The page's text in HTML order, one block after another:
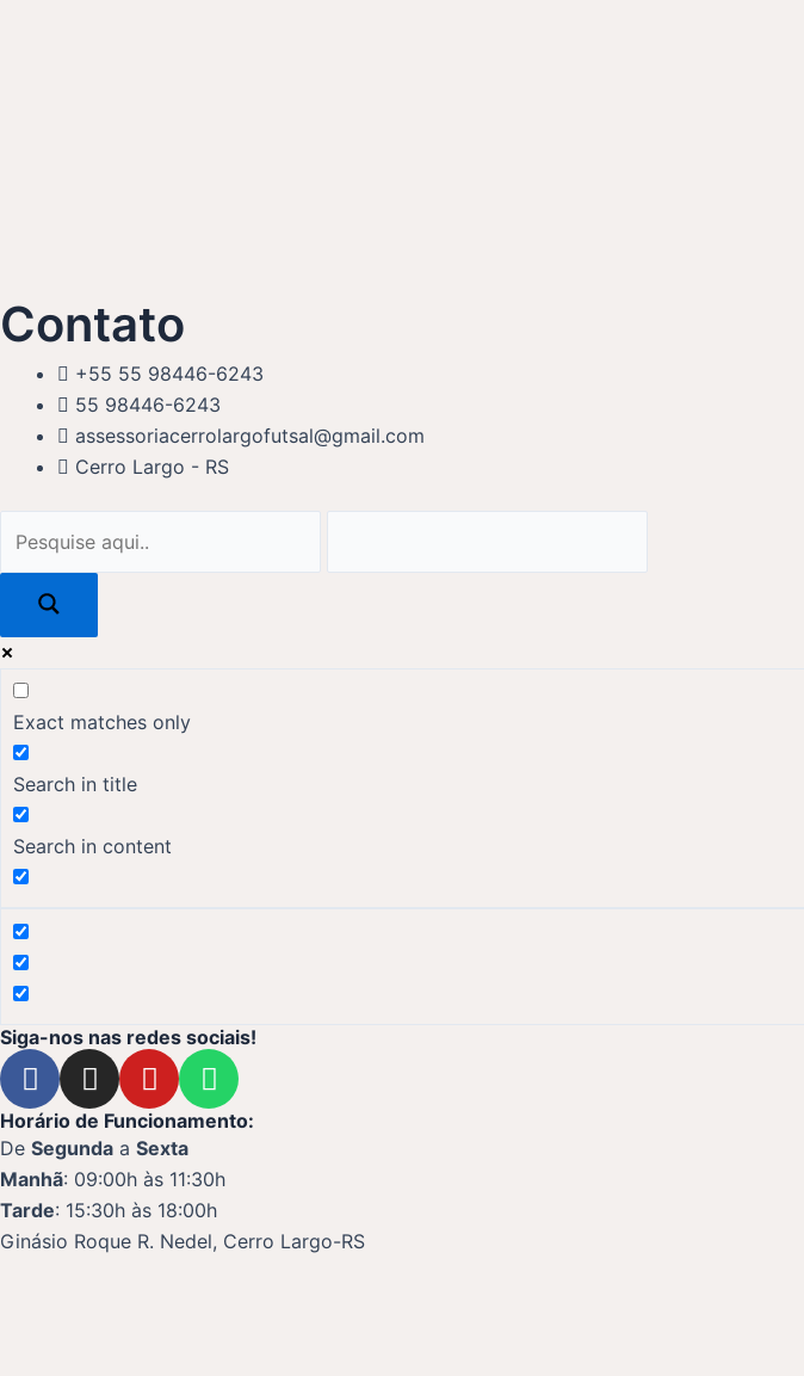
Contato
+55 55 98446-6243
55 98446-6243
assessoriacerrolargofutsal@gmail.com
Cerro Largo - RS
Exact matches only
Search in title
Search in content
Siga-nos nas redes sociais!
F
a
c
e
b
o
o
I
n
s
t
a
g
r
Y
o
u
t
u
b
e
W
h
a
s
a
p
Horário de Funcionamento:
De Segunda a Sexta
Manhã: 09:00h às 11:30h
Tarde: 15:30h às 18:00h
Ginásio Roque R. Nedel, Cerro Largo-RS